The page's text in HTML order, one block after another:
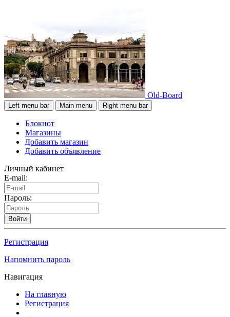
Old-Board
Left menu bar Main menu Right menu bar
Блокнот
Магазины
Добавить магазин
Добавить объявление
Личный кабинет
E-mail:
Пароль:
Войти
Регистрация
Напомнить пароль
Навигация
На главную
Регистрация